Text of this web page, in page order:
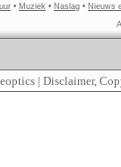
• Muziek • Naslag • Nieuws
| Disclaimer,